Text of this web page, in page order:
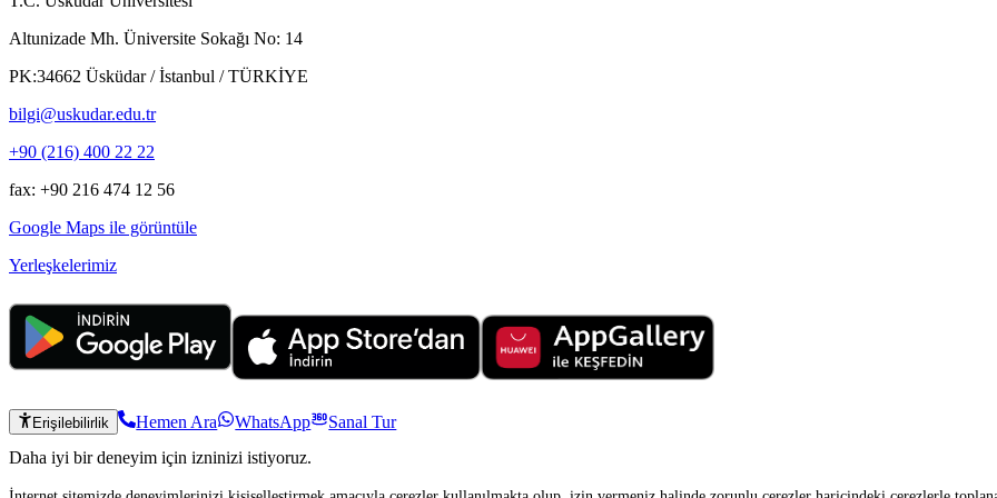
Altunizade Mh. Üniversite Sokağı No: 14
PK:34662 Üsküdar / İstanbul / TÜRKİYE
bilgi@uskudar.edu.tr
+90 (216) 400 22 22
fax: +90 216 474 12 56
Google Maps ile görüntüle
Yerleşkelerimiz
Erişilebilirlik Hemen Ara WhatsApp
Sanal Tur
Daha iyi bir deneyim için izninizi istiyoruz.